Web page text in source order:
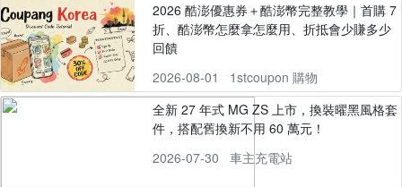
2026 酷澎優惠券＋酷澎幣完整教學｜首購 7
折、酷澎幣怎麼拿怎麼用、折抵會少賺多少
回饋
2026-08-01
1stcoupon 購物
全新 27 年式 MG ZS 上市，換裝曜黑風格套
件，搭配舊換新不用 60 萬元！
2026-07-30
車主充電站